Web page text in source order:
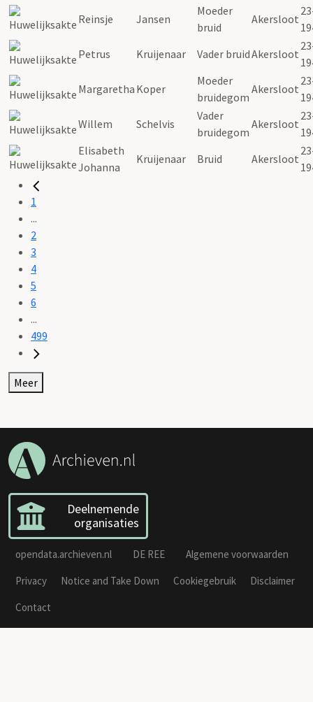
Reinsje
Jansen
Moeder
bruid
Akersloot
Petrus
Kruijenaar Vader bruidAkersloot
Margaretha Koper
Moeder
bruidegom
Akersloot
Willem
Schelvis
Vader
bruidegom
Akersloot
Elisabeth
Johanna
Kruijenaar Bruid Akersloot
1
...
2
3
4
5
6
...
499
Meer
Deelnemende
organisaties
opendata.archieven.nl DE REE
Algemene voorwaarden
Privacy
Notice and Take Down Cookiegebruik
Disclaimer
Contact